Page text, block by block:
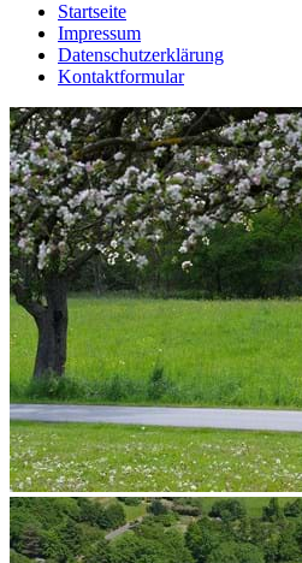
Startseite
Impressum
Datenschutzerklärung
Kontaktformular